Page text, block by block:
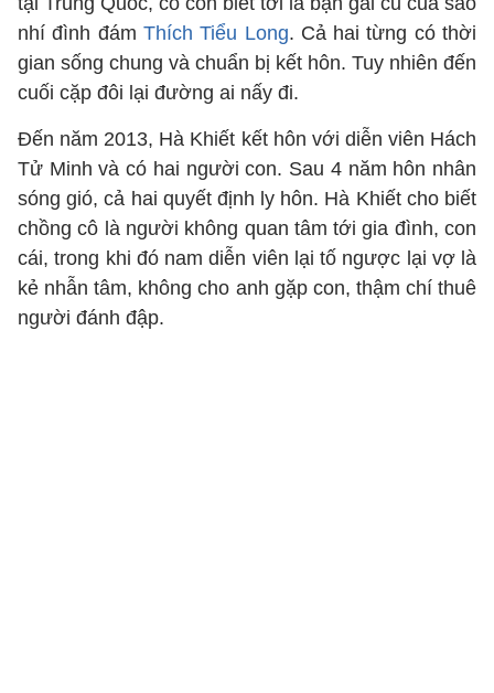
nhí đình đám Thích Tiểu Long. Cả hai từng có thời
gian sống chung và chuẩn bị kết hôn. Tuy nhiên đến
cuối cặp đôi lại đường ai nấy đi.
Đến năm 2013, Hà Khiết kết hôn với diễn viên Hách
Tử Minh và có hai người con. Sau 4 năm hôn nhân
sóng gió, cả hai quyết định ly hôn. Hà Khiết cho biết
chồng cô là người không quan tâm tới gia đình, con
cái, trong khi đó nam diễn viên lại tố ngược lại vợ là
kẻ nhẫn tâm, không cho anh gặp con, thậm chí thuê
người đánh đập.